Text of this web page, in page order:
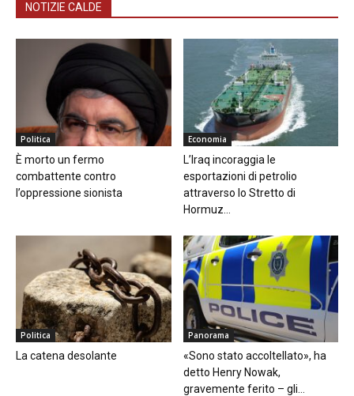
NOTIZIE CALDE
Politica
È morto un fermo
combattente contro
l’oppressione sionista
Economia
L’Iraq incoraggia le
esportazioni di petrolio
attraverso lo Stretto di
Hormuz...
Politica
La catena desolante
Panorama
«Sono stato accoltellato», ha
detto Henry Nowak,
gravemente ferito – gli...